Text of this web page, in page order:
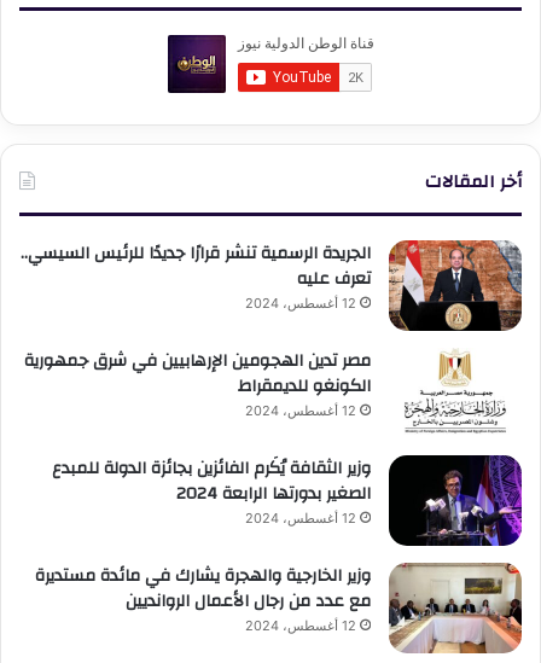
أخر المقالات
الجريدة الرسمية تنشر قرارًا جديدًا للرئيس السيسي..
تعرف عليه
12 أغسطس، 2024
مصر تدين الهجومين الإرهابيين في شرق جمهورية
الكونغو للديمقراط
12 أغسطس، 2024
وزير الثقافة يُكَرم الفائزين بجائزة الدولة للمبدع
الصغير بدورتها الرابعة 2024
12 أغسطس، 2024
وزير الخارجية والهجرة يشارك في مائدة مستديرة
مع عدد من رجال الأعمال الروانديين
12 أغسطس، 2024